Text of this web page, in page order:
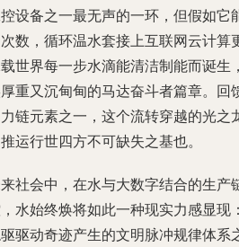
设备之一最无声的一环，但假如它
数，循环温水套接上互联网云计算
世界每一步水滴能清洁制能而诞生
重又沉甸甸的马达奋斗者篇章。回
链元素之一，这个流转穿越的光之
运行世四方不可缺失之基也。
社会中，在水与大数字结合的生产
水始终焕将如此一种现实力感显现
驱动奇迹产生的文明脉冲规律体系